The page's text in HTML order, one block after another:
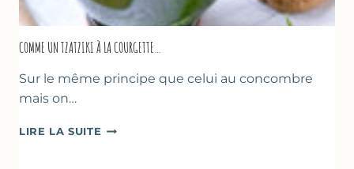
COMME UN TZATZIKI À LA COURGETTE…
Sur le même principe que celui au concombre
mais on…
LIRE LA SUITE COMME